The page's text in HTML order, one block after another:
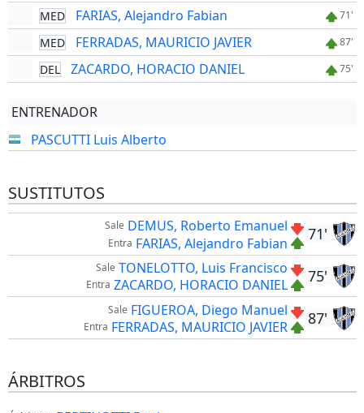
MED FARIAS, Alejandro Fabian 71'
MED FERRADAS, MAURICIO JAVIER 87'
DEL ZACARDO, HORACIO DANIEL 75'
ENTRENADOR
PASCUTTI Luis Alberto
SUSTITUTOS
71'
Sale DEMUS, Roberto Emanuel
Entra FARIAS, Alejandro Fabian
75'
Sale TONELOTTO, Luis Francisco
Entra ZACARDO, HORACIO DANIEL
87'
Sale FIGUEROA, Diego Manuel
Entra FERRADAS, MAURICIO JAVIER
ÁRBITROS